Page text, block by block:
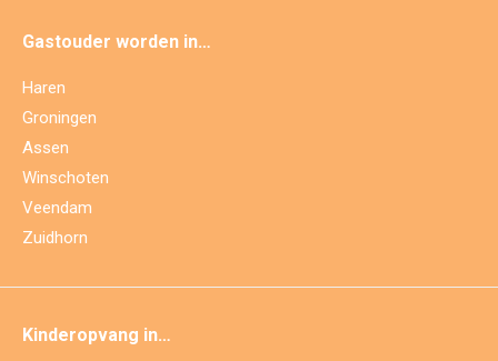
Gastouder worden in…
Haren
Groningen
Assen
Winschoten
Veendam
Zuidhorn
Kinderopvang in…